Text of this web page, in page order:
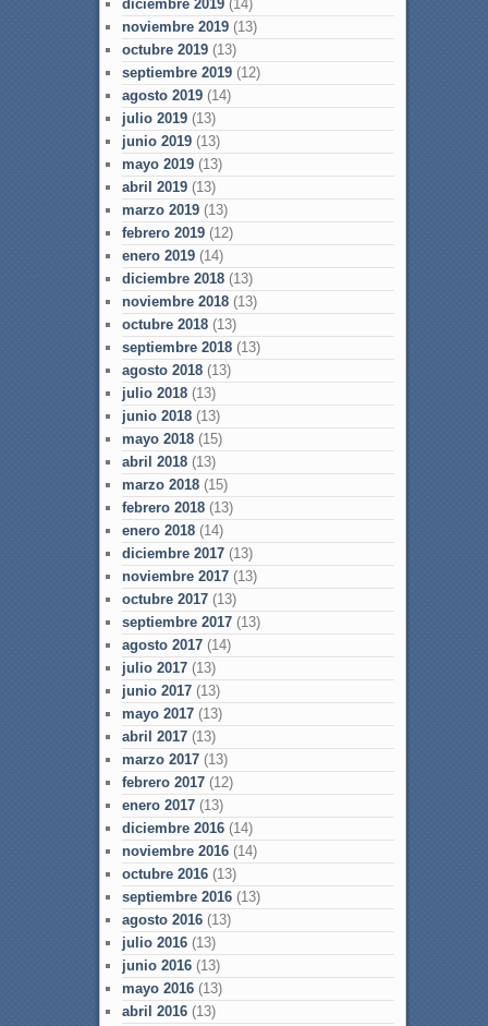
diciembre 2019(14)
noviembre 2019(13)
octubre 2019(13)
septiembre 2019(12)
agosto 2019(14)
julio 2019(13)
junio 2019(13)
mayo 2019(13)
abril 2019(13)
marzo 2019(13)
febrero 2019(12)
enero 2019(14)
diciembre 2018(13)
noviembre 2018(13)
octubre 2018(13)
septiembre 2018(13)
agosto 2018(13)
julio 2018(13)
junio 2018(13)
mayo 2018(15)
abril 2018(13)
marzo 2018(15)
febrero 2018(13)
enero 2018(14)
diciembre 2017(13)
noviembre 2017(13)
octubre 2017(13)
septiembre 2017(13)
agosto 2017(14)
julio 2017(13)
junio 2017(13)
mayo 2017(13)
abril 2017(13)
marzo 2017(13)
febrero 2017(12)
enero 2017(13)
diciembre 2016(14)
noviembre 2016(14)
octubre 2016(13)
septiembre 2016(13)
agosto 2016(13)
julio 2016(13)
junio 2016(13)
mayo 2016(13)
abril 2016(13)